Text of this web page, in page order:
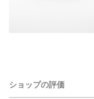
ショップの評価